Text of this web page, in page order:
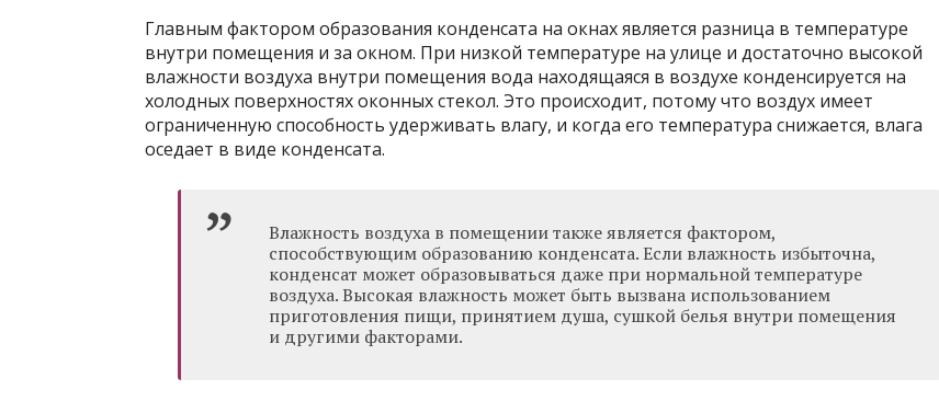
Главным фактором образования конденсата на окнах является разница в температуре
внутри помещения и за окном. При низкой температуре на улице и достаточно высокой
влажности воздуха внутри помещения вода находящаяся в воздухе конденсируется на
холодных поверхностях оконных стекол. Это происходит, потому что воздух имеет
ограниченную способность удерживать влагу, и когда его температура снижается, влага
оседает в виде конденсата.
Влажность воздуха в помещении также является фактором,
способствующим образованию конденсата. Если влажность избыточна,
конденсат может образовываться даже при нормальной температуре
воздуха. Высокая влажность может быть вызвана использованием
приготовления пищи, принятием душа, сушкой белья внутри помещения
и другими факторами.